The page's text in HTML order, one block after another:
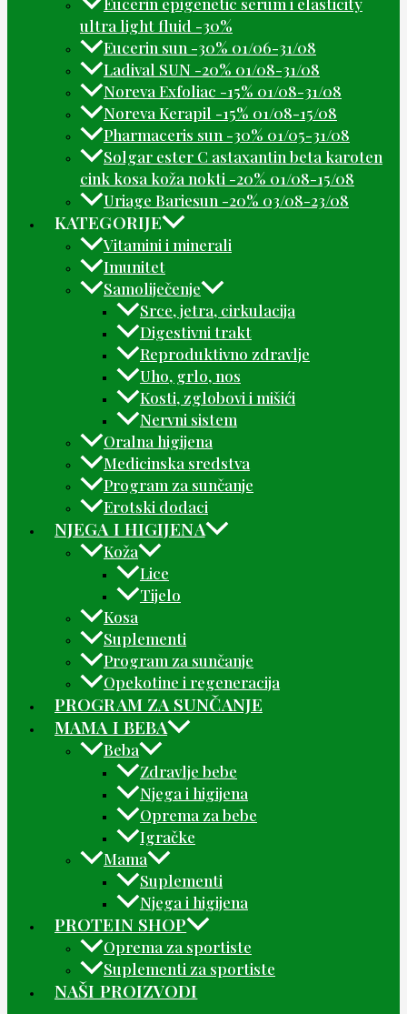
ultra light fluid -30%
Eucerin sun -30% 01/06-31/08
Ladival SUN -20% 01/08-31/08
Noreva Exfoliac -15% 01/08-31/08
Noreva Kerapil -15% 01/08-15/08
Pharmaceris sun -30% 01/05-31/08
Solgar ester C astaxantin beta karoten
cink kosa koža nokti -20% 01/08-15/08
Uriage Bariesun -20% 03/08-23/08
KATEGORIJE
Vitamini i minerali
Imunitet
Samoliječenje
Srce, jetra, cirkulacija
Digestivni trakt
Reproduktivno zdravlje
Uho, grlo, nos
Kosti, zglobovi i mišići
Nervni sistem
Oralna higijena
Medicinska sredstva
Program za sunčanje
Erotski dodaci
NJEGA I HIGIJENA
Koža
Lice
Tijelo
Kosa
Suplementi
Program za sunčanje
Opekotine i regeneracija
PROGRAM ZA SUNČANJE
MAMA I BEBA
Beba
Zdravlje bebe
Njega i higijena
Oprema za bebe
Igračke
Mama
Suplementi
Njega i higijena
PROTEIN SHOP
Oprema za sportiste
Suplementi za sportiste
NAŠI PROIZVODI